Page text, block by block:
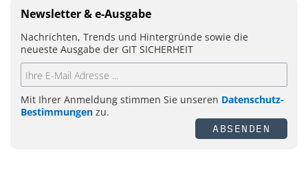
Newsletter & e-Ausgabe
Nachrichten, Trends und Hintergründe sowie die
neueste Ausgabe der GIT SICHERHEIT
Mit Ihrer Anmeldung stimmen Sie unseren Datenschutz-
Bestimmungen zu.
ABSENDEN